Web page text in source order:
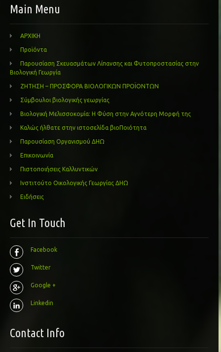
Main Menu
ΑΡΧΙΚΗ
Προϊόντα
Παρουσίαση Σκευασμάτων Λίπανσης και Φυτοπροστασίας στην
Βιολογική Γεωργία
ΖΗΤΗΣΗ – ΠΡΟΣΦΟΡΑ ΒΙΟΛΟΓΙΚΩΝ ΠΡΟΪΟΝΤΩΝ
Σύμβουλοι βιολογικής γεωργίας
Βιολογική Μελισσοκομία: Η Φύση στην Αγνότερη Μορφή της
Καλώς ήλθατε στην ιστοσελίδα βιοΠοιότητα
Παρουσίαση Οργανισμού ΔΗΩ
Επικοινωνία
Πιστοποιήσεις Καλλυντικών
Ινστιτούτο Οικολογικής Γεωργίας ΔΗΩ
Ειδήσεις
Get In Touch
Facebook
Twitter
Google +
Linkedin
Contact Info